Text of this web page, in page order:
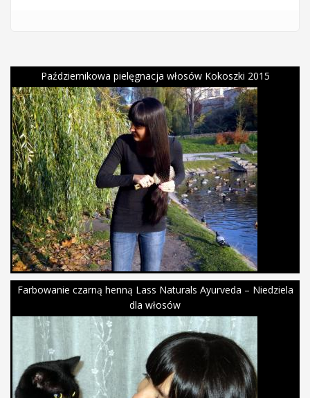
Październikowa pielęgnacja włosów Kokoszki 2015
Farbowanie czarną henną Lass Naturals Ayurveda – Niedziela
dla włosów